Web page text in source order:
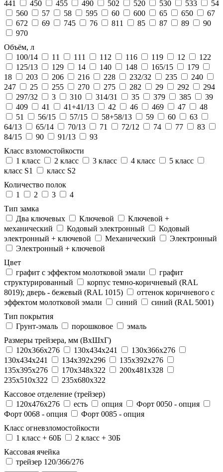
441
450 455 490 502 520 530 533
54
560
57 58 595 60 600 65 650
67
672
69 745 76 811 85 87 89
90
970
Объём, л
100/14
11 111 112 116 119 12
122
125/13
129 14 140 148 165/15
179
18
203 206 216 228 232/32 235
240
247
25 255 270 275 282 29 292
294
297/32
3 310 314/31 35 379 385
39
409
41 41+41/13 42 46 469 47
48
51
56/15 57/15 58+58/13 59 60
63
64/13
65/14 70/13 71 72/12 74 77
83
84/15
90 91/13
93
Класс взломостойкости
1 класс
2 класс 3 класс 4 класс
5 класс
класс S1
класс S2
Количество полок
1
2 3
4
Тип замка
Два ключевых
Ключевой
Ключевой +
механический
Кодовый электронный
Кодовый
электронный + ключевой
Механический
Электронный
Электронный + ключевой
Цвет
графит с эффектом молотковой эмали
графит
структурированный
корпус темно-коричневый (RAL
8019); дверь - бежевый (RAL 1015)
оттенок коричневого с
эффектом молотковой эмали
синий
синий (RAL 5001)
Тип покрытия
Грунт-эмаль
порошковое
эмаль
Размеры трейзера, мм (ВхШхГ)
120x366x276
130x434x241
130х366х276
130х434х241
134x392x296
135x392x276
135x395x276
170x348x322
200x481x328
235x510x322
235x680x322
Кассовое отделение (трейзер)
120х476х276
есть опция
Форт 0050 - опция
Форт 0068 - опция
Форт 0085 - опция
Класс огневзломостойкости
1 класс + 60Б
2 класс + 30Б
Кассовая ячейка
трейзер 120/366/276